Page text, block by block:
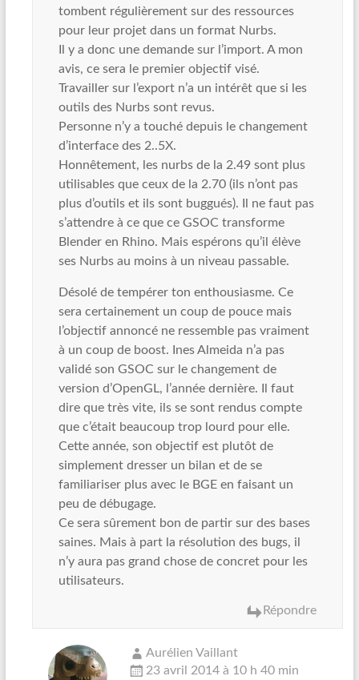
tombent régulièrement sur des ressources
pour leur projet dans un format Nurbs.
Il y a donc une demande sur l’import. A mon
avis, ce sera le premier objectif visé.
Travailler sur l’export n’a un intérêt que si les
outils des Nurbs sont revus.
Personne n’y a touché depuis le changement
d’interface des 2..5X.
Honnêtement, les nurbs de la 2.49 sont plus
utilisables que ceux de la 2.70 (ils n’ont pas
plus d’outils et ils sont buggués). Il ne faut pas
s’attendre à ce que ce GSOC transforme
Blender en Rhino. Mais espérons qu’il élève
ses Nurbs au moins à un niveau passable.
Désolé de tempérer ton enthousiasme. Ce
sera certainement un coup de pouce mais
l’objectif annoncé ne ressemble pas vraiment
à un coup de boost. Ines Almeida n’a pas
validé son GSOC sur le changement de
version d’OpenGL, l’année dernière. Il faut
dire que très vite, ils se sont rendus compte
que c’était beaucoup trop lourd pour elle.
Cette année, son objectif est plutôt de
simplement dresser un bilan et de se
familiariser plus avec le BGE en faisant un
peu de débugage.
Ce sera sûrement bon de partir sur des bases
saines. Mais à part la résolution des bugs, il
n’y aura pas grand chose de concret pour les
utilisateurs.
Répondre
Aurélien Vaillant
23 avril 2014 à 10 h 40 min